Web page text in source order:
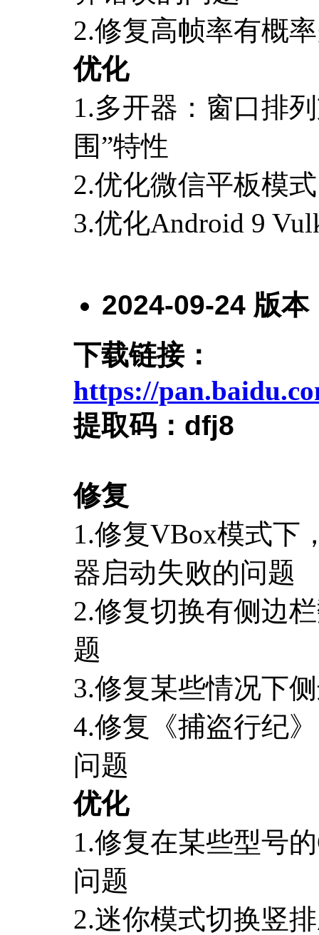
2.修复高帧率有概
优化
1.多开器：窗口排
围”特性
2.优化微信平板模式
3.优化Android 9
2024-09-24 版本
下载链接：
https://
提取码： dfj8
修复
1.修复VBox模式下
器启动失败的问题
2.修复切换有侧边
题
3.修复某些情况下
4.修复《捕盗行纪
问题
优化
1.修复在某些型号
问题
2.迷你模式切换竖